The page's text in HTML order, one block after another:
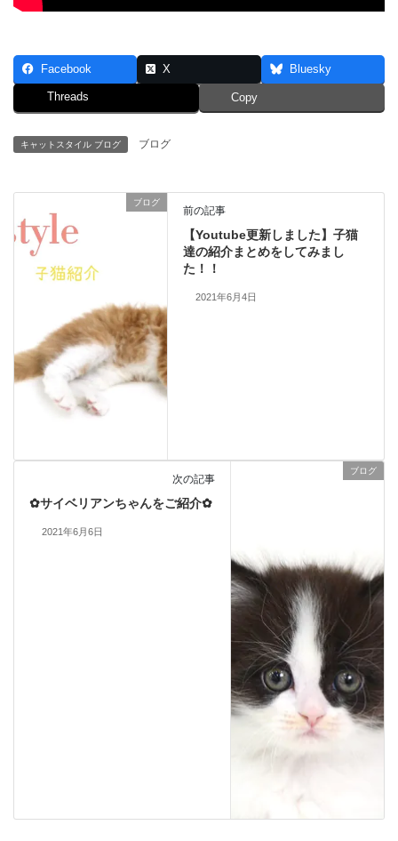
Facebook X Bluesky
Threads Copy
キャットスタイル ブログ ブログ
ブログ
前の記事
【Youtube更新しました】子猫
達の紹介まとめをしてみまし
た！！
2021年6月4日
ブログ
次の記事
✿サイベリアンちゃんをご紹介✿
2021年6月6日